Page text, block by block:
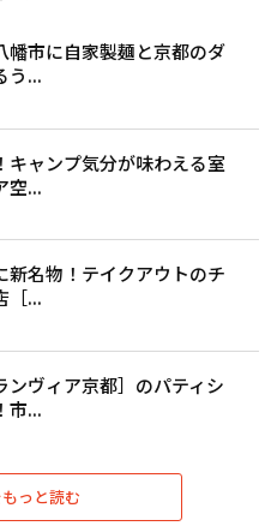
幡市に自家製麺と京都のダ
う...
キャンプ気分が味わえる室
空...
新名物！テイクアウトのチ
［...
ンヴィア京都］のパティシ
市...
っと読む